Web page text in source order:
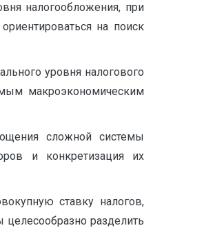
налогообложения, при
на поиск
уровня налогового
макроэкономическим
сложной системы
и конкретизация их
ставку налогов,
разделить